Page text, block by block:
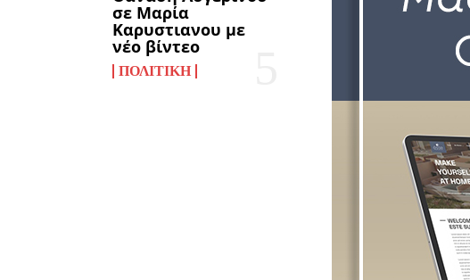
σε Μαρία
Καρυστιανου με
νέο βίντεο
ΠΟΛΙΤΙΚΉ